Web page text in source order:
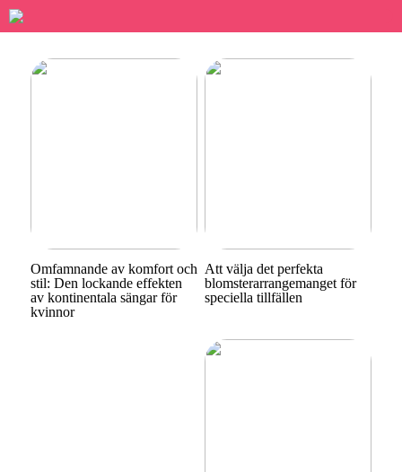
Omfamnande av komfort och
stil: Den lockande effekten
av kontinentala sängar för
kvinnor
Att välja det perfekta
blomsterarrangemanget för
speciella tillfällen